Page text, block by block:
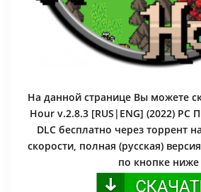
На данной странице Вы можете
Hour v.2.8.3 [RUS|ENG] (2022) PC
DLC бесплатно через торрент
скорости, полная (русская)
по кнопке ниже